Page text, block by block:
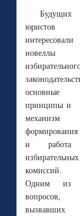
Будущих
юристов
интересовали
новеллы
основные
принципы и
механизм
формирования
и работа
избирательных
комиссий.
Одним из
вопросов,
вызвавших